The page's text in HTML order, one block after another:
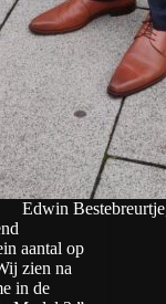
Edwin
aantal op
zien na
in de